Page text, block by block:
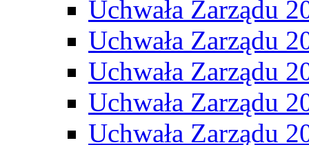
Uchwała Zarządu
Uchwała Zarządu
Uchwała Zarządu
Uchwała Zarządu
Uchwała Zarządu